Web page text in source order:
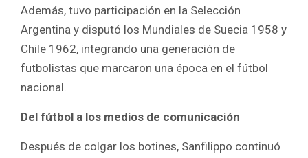
Además, tuvo participación en la Selección
Argentina y disputó los Mundiales de Suecia 1958 y
Chile 1962, integrando una generación de
futbolistas que marcaron una época en el fútbol
nacional.
Del fútbol a los medios de comunicación
Después de colgar los botines, Sanfilippo continuó